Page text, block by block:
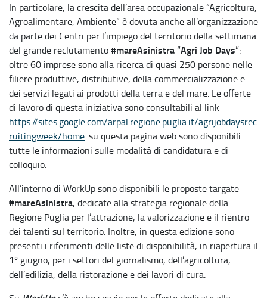
In particolare, la crescita dell’area occupazionale “Agricoltura,
Agroalimentare, Ambiente” è dovuta anche all’organizzazione
da parte dei Centri per l’impiego del territorio della settimana
del grande reclutamento#mareAsinistra “Agri Job Days”:
oltre 60 imprese sono alla ricerca di quasi 250 persone nelle
filiere produttive, distributive, della commercializzazione e
dei servizi legati ai prodotti della terra e del mare. Le offerte
di lavoro di questa iniziativa sono consultabili al link
https://sites.google.com/arpal.regione.puglia.it/agrijobdaysrec
ruitingweek/home: su questa pagina web sono disponibili
tutte le informazioni sulle modalità di candidatura e di
colloquio.
All’interno di WorkUp sono disponibili le proposte targate
#mareAsinistra, dedicate alla strategia regionale della
Regione Puglia per l’attrazione, la valorizzazione e il rientro
dei talenti sul territorio. Inoltre, in questa edizione sono
presenti i riferimenti delle liste di disponibilità, in riapertura il
1º giugno, per i settori del giornalismo, dell’agricoltura,
dell’edilizia, della ristorazione e dei lavori di cura.